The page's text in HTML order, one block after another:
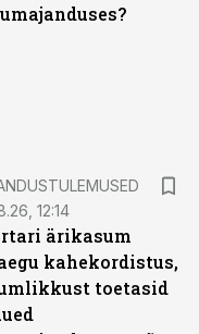
12:14
ärikasum
kahekordistus,
toetasid